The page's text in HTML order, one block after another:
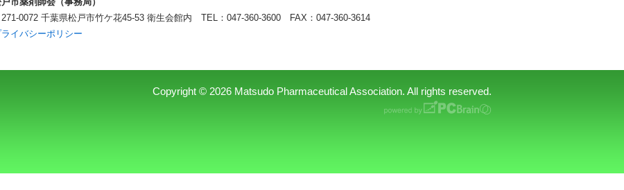
0072 千葉県松戸市竹ケ花45-53 衛生会館内 TEL：047-360-3600 FAX：047-360-3614
ライバシーポリシー
Copyright © 2026 Matsudo Pharmaceutical Association. All rights reserved.